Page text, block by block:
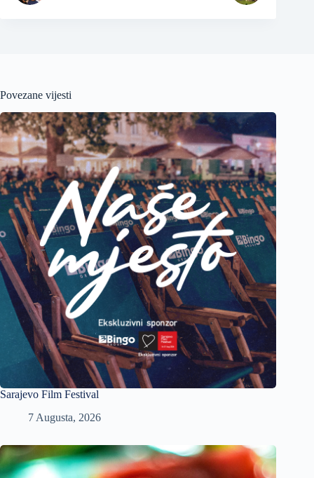
Povezane vijesti
Sarajevo Film Festival
7 Augusta, 2026